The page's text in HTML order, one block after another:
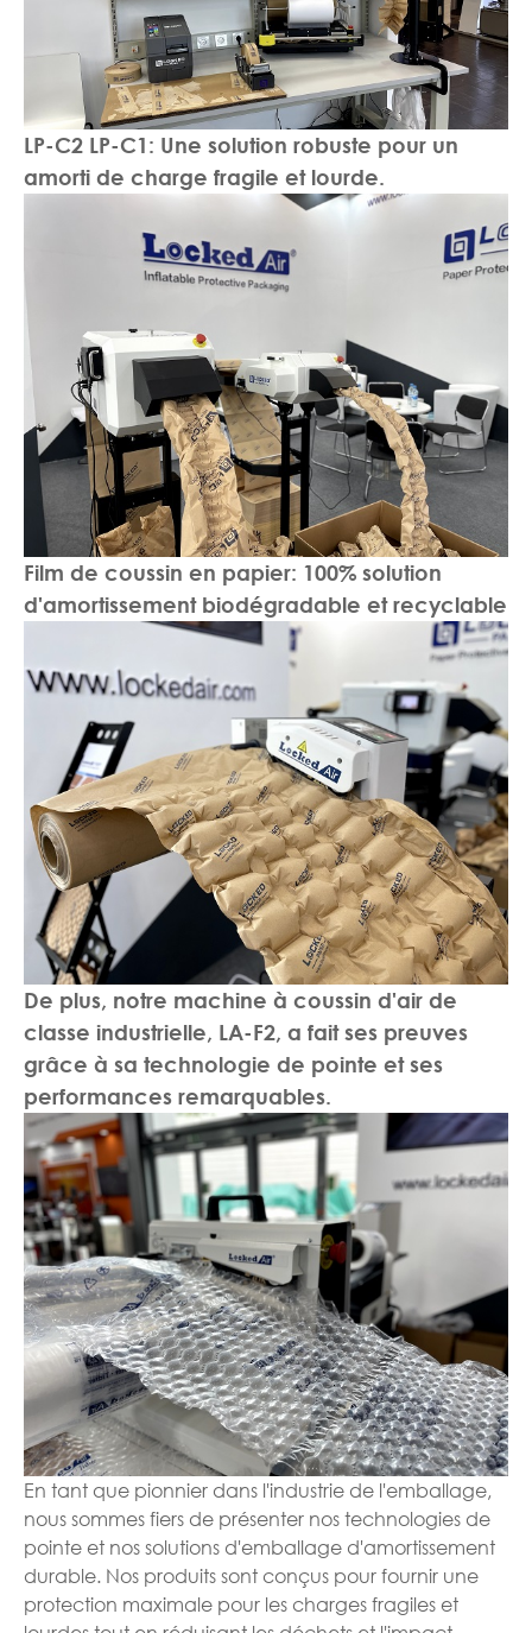
LP-C2 LP-C1: Une solution robuste pour un
amorti de charge fragile et lourde.
Film de coussin en papier: 100% solution
d'amortissement biodégradable et recyclable
De plus, notre machine à coussin d'air de
classe industrielle, LA-F2, a fait ses preuves
grâce à sa technologie de pointe et ses
performances remarquables.
En tant que pionnier dans l'industrie de l'emballage,
nous sommes fiers de présenter nos technologies de
pointe et nos solutions d'emballage d'amortissement
durable. Nos produits sont conçus pour fournir une
protection maximale pour les charges fragiles et